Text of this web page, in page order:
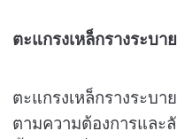
ตะแกรงเหล็กรางระบ
ตะแกรงเหล็กรางระบ
ตามความต้องการแล